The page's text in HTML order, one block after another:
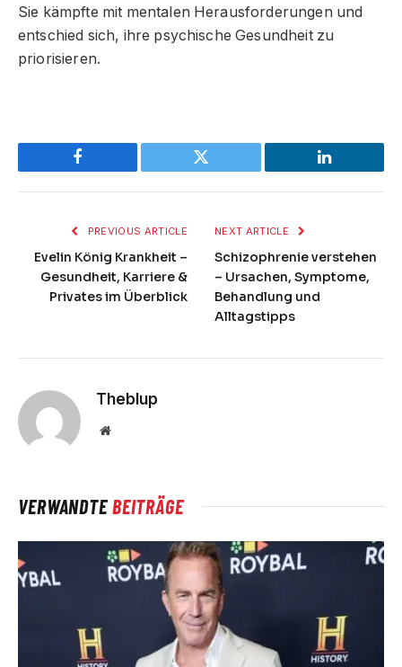
Sie kämpfte mit mentalen Herausforderungen und
entschied sich, ihre psychische Gesundheit zu
priorisieren.
Facebook Twitter LinkedIn
PREVIOUS ARTICLE
Evelin König Krankheit –
Gesundheit, Karriere &
Privates im Überblick
NEXT ARTICLE
Schizophrenie verstehen
– Ursachen, Symptome,
Behandlung und
Alltagstipps
Theblup
Website
VERWANDTEBEITRÄGE